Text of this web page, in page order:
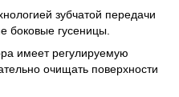
зубчатой ​​передачи
боковые гусеницы.
имеет регулируемую
очищать поверхности